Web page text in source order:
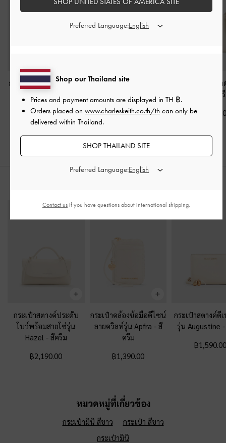
กระเป๋าโฮโบดีไซน์จับจีบ
รุ่น Ciara
฿3,590.00
กระเป๋าโฮโบลายควิลท์
รุ่น Duo-สีครีม
กระเป๋าโท้ทขน
สีค
฿2,990.00
กระเป๋าสตางค์ประดับ
โบว์พร้อมสายโซ่รุ่น
Hazel - สีครีม
฿2,190.00
กระเป๋าคล้องข้อมือดีไซน์
ลายควิลท์รุ่น Apfra - สี
ครีม
฿1,390.00
กระเป๋าสตางค์ดี
รุ่น Augustine
฿1,590.00
หมวดหมู่ที่เกี่ยวข้อง
กระเป๋ามินิ สีขาว
กระเป๋า สีขาว
กระเป๋ามินิ
Shop our Thailand site
Prices and payment amounts are displayed in TH ฿.
Orders placed on www.charleskeith.co.th/th can only be
delivered within Thailand.
SHOP THAILAND SITE
Preferred Language:
Preferred Language:
Contact us if you have questions about international shipping.